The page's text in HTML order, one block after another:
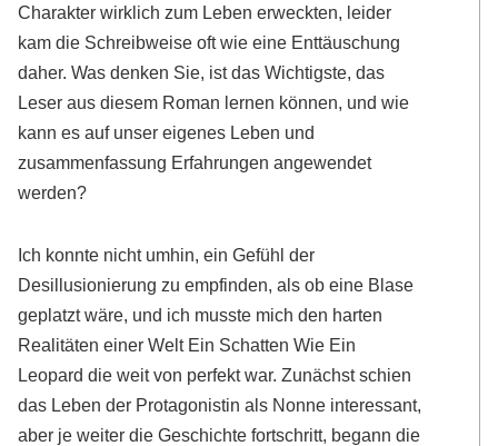
Charakter wirklich zum Leben erweckten, leider
kam die Schreibweise oft wie eine Enttäuschung
daher. Was denken Sie, ist das Wichtigste, das
Leser aus diesem Roman lernen können, und wie
kann es auf unser eigenes Leben und
zusammenfassung Erfahrungen angewendet
werden?
Ich konnte nicht umhin, ein Gefühl der
Desillusionierung zu empfinden, als ob eine Blase
geplatzt wäre, und ich musste mich den harten
Realitäten einer Welt Ein Schatten Wie Ein
Leopard die weit von perfekt war. Zunächst schien
das Leben der Protagonistin als Nonne interessant,
aber je weiter die Geschichte fortschritt, begann die